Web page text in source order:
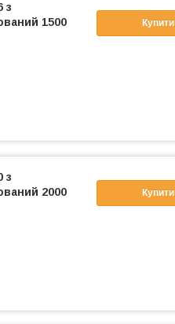
Купити
з
1500
Купити
з
2000